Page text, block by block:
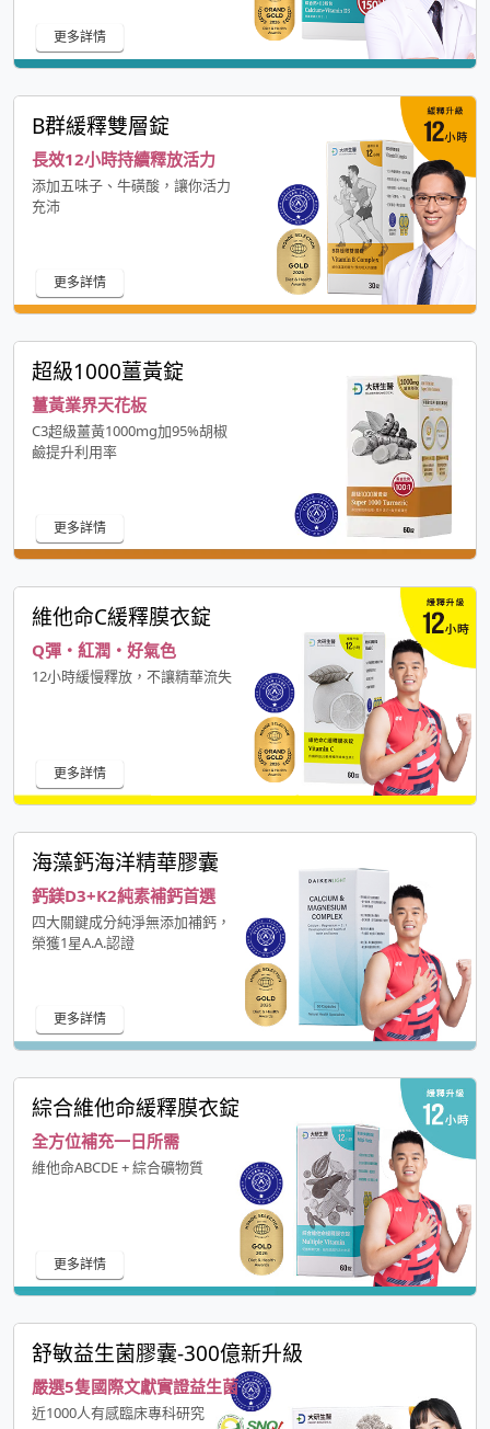
更多詳情
B群緩釋雙層錠
長效12小時持續釋放活力
添加五味子、牛磺酸，讓你活力
充沛
更多詳情
超級1000薑黃錠
薑黃業界天花板
C3超級薑黃1000mg加95%胡椒
鹼提升利用率
更多詳情
維他命C緩釋膜衣錠
Q彈・紅潤・好氣色
12小時緩慢釋放，不讓精華流失
更多詳情
海藻鈣海洋精華膠囊
鈣鎂D3+K2純素補鈣首選
四大關鍵成分純淨無添加補鈣，
榮獲1星A.A.認證
更多詳情
綜合維他命緩釋膜衣錠
全方位補充一日所需
維他命ABCDE + 綜合礦物質
更多詳情
舒敏益生菌膠囊-300億新升級
嚴選5隻國際文獻實證益生菌
近1000人有感臨床專科研究